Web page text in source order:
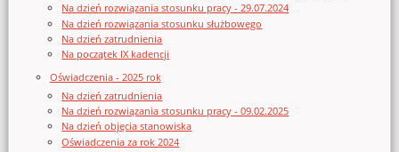
Na dzień rozwiązania stosunku pracy - 29.07.2024
Na dzień rozwiązania stosunku służbowego
Na dzień zatrudnienia
Na początek IX kadencji
Oświadczenia - 2025 rok
Na dzień zatrudnienia
Na dzień rozwiązania stosunku pracy - 09.02.2025
Na dzień objęcia stanowiska
Oświadczenia za rok 2024